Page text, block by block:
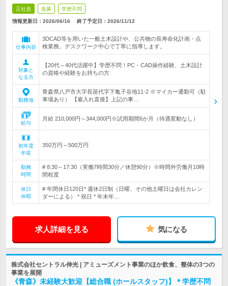
正社員 急募 学歴不問
情報更新日：2026/06/16 終了予定日： 2026/11/12
仕事内容
3DCAD等を用いた一般土木設計や、公共物の長寿命化計画・点
検業務。デスクワーク中心で丁寧に指導します。
対象と
なる方
【20代～40代活躍中】学歴不問！PC・CAD操作経験、土木設計
の資格や経験をお持ちの方
勤務地
青森県八戸市大字長苗代字下亀子谷地11-2 ※マイカー通勤可（駐
車場あり） 【雇入れ直後】上記の事…
給与
月給 210,000円～344,000円※試用期間6か月（待遇変動なし）
初年度
年収
350万円～500万円
勤務
時間
# 8:30～17:30（実働7時間30分／休憩90分）※時間外労働月10時
間程度
休日
休暇
# 年間休日120日* 週休2日制（日曜、その他土曜日は会社カレン
ダーによる） * 祝日 * 年末年…
求人詳細を見る 気になる
株式会社セントラル伸光 | アミューズメント事業のほか飲食、整体の3つの
事業を展開
《青森》未経験大歓迎【総合職 (ホールスタッフ)】＊学歴不問